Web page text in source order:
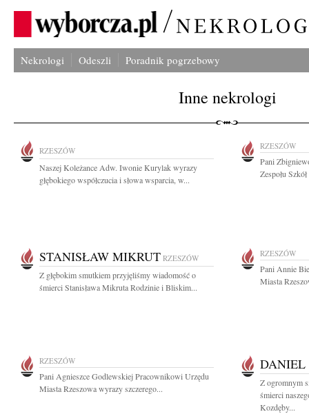
Nekrologi Odeszli Poradnik pogrzebowy
Inne nekrologi
RZESZÓW
Naszej Koleżance Adw. Iwonie Kurylak wyrazy
głębokiego współczucia i słowa wsparcia, w...
RZESZÓW
Pani
Zespołu
STANISŁAW MIKRUT RZESZÓW
Z głębokim smutkiem przyjęliśmy wiadomość o
śmierci Stanisława Mikruta Rodzinie i Bliskim...
RZESZÓW
Pani Annie
Miasta
RZESZÓW
Pani Agnieszce Godlewskiej Pracownikowi Urzędu
Miasta Rzeszowa wyrazy szczerego...
DANIEL
Z ogromnym
śmierci
Kozdęby...